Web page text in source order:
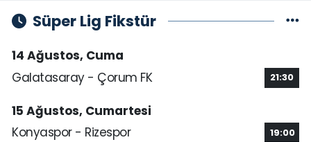
Süper Lig Fikstür
14 Ağustos, Cuma
Galatasaray - Çorum FK
21:30
15 Ağustos, Cumartesi
Konyaspor - Rizespor
19:00